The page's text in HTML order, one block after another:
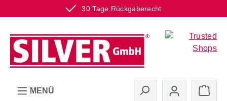
30 Tage Rückgaberecht
Zum Hauptinhalt springen
MENÜ